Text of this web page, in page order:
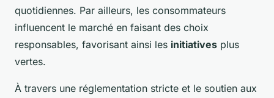
quotidiennes. Par ailleurs, les consommateurs
influencent le marché en faisant des choix
responsables, favorisant ainsi les initiatives plus
vertes.
À travers une réglementation stricte et le soutien aux